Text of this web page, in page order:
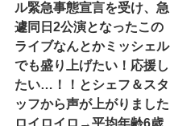
ル緊急事態宣言を受け、急
遽同日2公演となったこの
ライブなんとかミッシェル
でも盛り上げたい！応援し
たい…！！とシェフ＆スタ
ッフから声が上がりました
ロイロイロ→平均年齢6歳